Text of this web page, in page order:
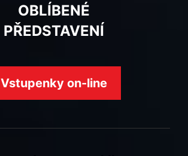
OBLÍBENÉ
PŘEDSTAVENÍ
Vstupenky on-line